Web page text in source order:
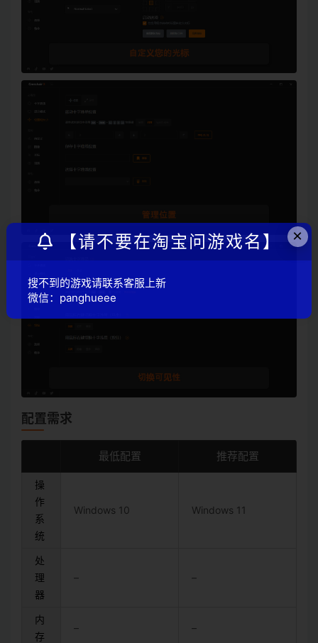
配置需求
最低配置 推荐配置
操
作
系
统
Windows 10 Windows 11
处
理
器
– –
内
存
– –
×
【请不要在淘宝问游戏名】
搜不到的游戏请联系客服上新
微信：panghueee